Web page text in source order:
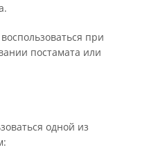
при
постамата или
одной из